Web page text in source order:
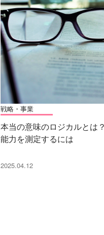
戦略・事業
本当の意味のロジカルとは
能力を測定するには
2025.04.12